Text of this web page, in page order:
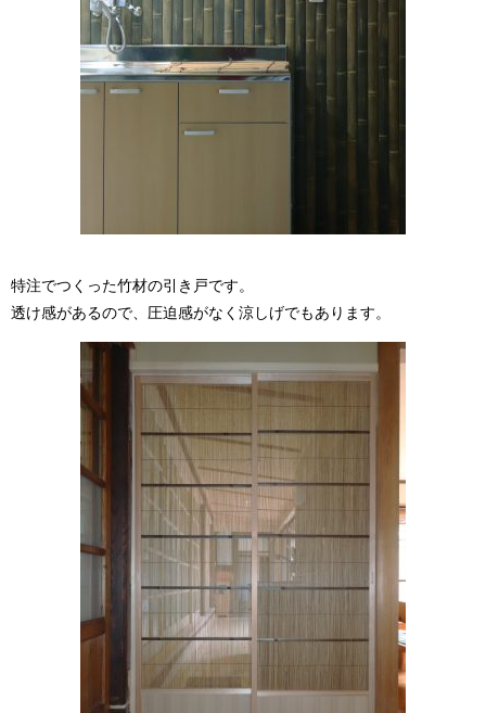
特注でつくった竹材の引き戸です。
透け感があるので、圧迫感がなく涼しげでもあります。